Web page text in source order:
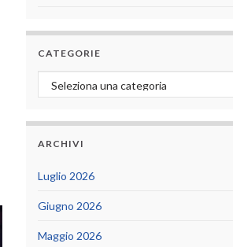
CATEGORIE
Categorie
ARCHIVI
Luglio 2026
Giugno 2026
Maggio 2026